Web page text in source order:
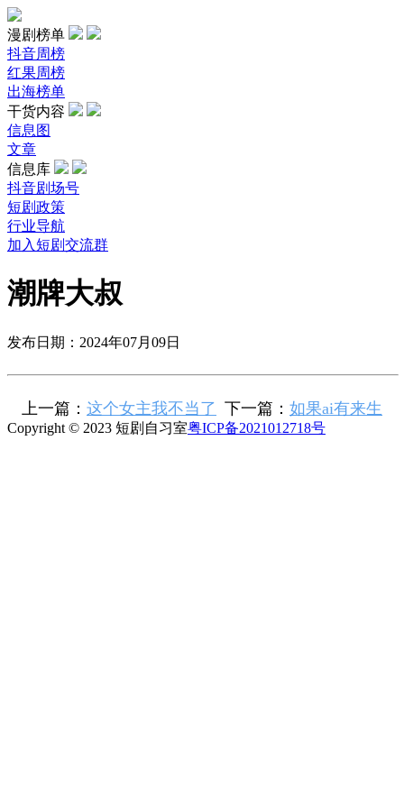
漫剧榜单
抖音周榜
红果周榜
出海榜单
干货内容
信息图
文章
信息库
抖音剧场号
短剧政策
行业导航
加入短剧交流群
潮牌大叔
发布日期：2024年07月09日
上一篇： 这个女主我不当了 下一篇： 如果ai有来生
Copyright © 2023 短剧自习室粤ICP备2021012718号